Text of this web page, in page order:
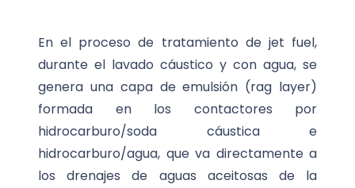
En el proceso de tratamiento de jet fuel,
durante el lavado cáustico y con agua, se
genera una capa de emulsión (rag layer)
formada en los contactores por
hidrocarburo/soda cáustica e
hidrocarburo/agua, que va directamente a
los drenajes de aguas aceitosas de la